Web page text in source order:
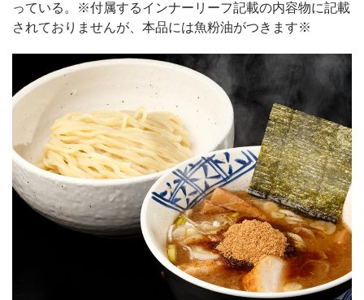
っている。※付属するインナーリーフ記載の内容物に記載
されておりませんが、本品には魚粉油がつきます※